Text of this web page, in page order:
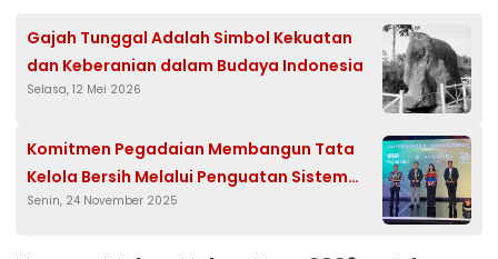
Gajah Tunggal Adalah Simbol Kekuatan
dan Keberanian dalam Budaya Indonesia
Selasa, 12 Mei 2026
Komitmen Pegadaian Membangun Tata
Kelola Bersih Melalui Penguatan Sistem
Pengawasan dan Antikorupsi
Senin, 24 November 2025